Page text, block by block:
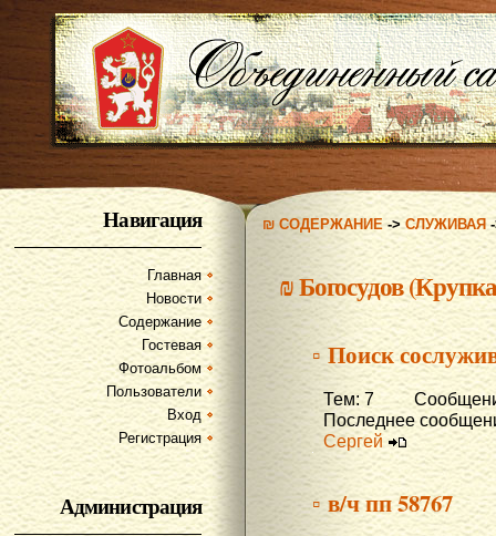
Навигация
Главная
Новости
Содержание
Гостевая
Фотоальбом
Пользователи
Вход
Регистрация
Администрация
₪ СОДЕРЖАНИЕ->СЛУЖИВАЯ
₪Богосудов
▫ Поиск
Тем: 7
Последнее
Сергей
▫ в/ч пп 58767